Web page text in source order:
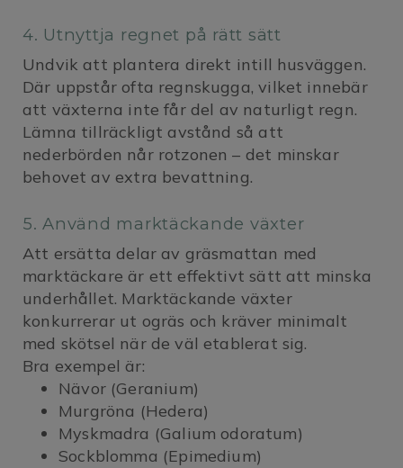
4. Utnyttja regnet på rätt sätt
Undvik att plantera direkt intill husväggen.
Där uppstår ofta regnskugga, vilket innebär
att växterna inte får del av naturligt regn.
Lämna tillräckligt avstånd så att
nederbörden når rotzonen – det minskar
behovet av extra bevattning.
5. Använd marktäckande växter
Att ersätta delar av gräsmattan med
marktäckare är ett effektivt sätt att minska
underhållet. Marktäckande växter
konkurrerar ut ogräs och kräver minimalt
med skötsel när de väl etablerat sig.
Bra exempel är:
Nävor (Geranium)
Murgröna (Hedera)
Myskmadra (Galium odoratum)
Sockblomma (Epimedium)